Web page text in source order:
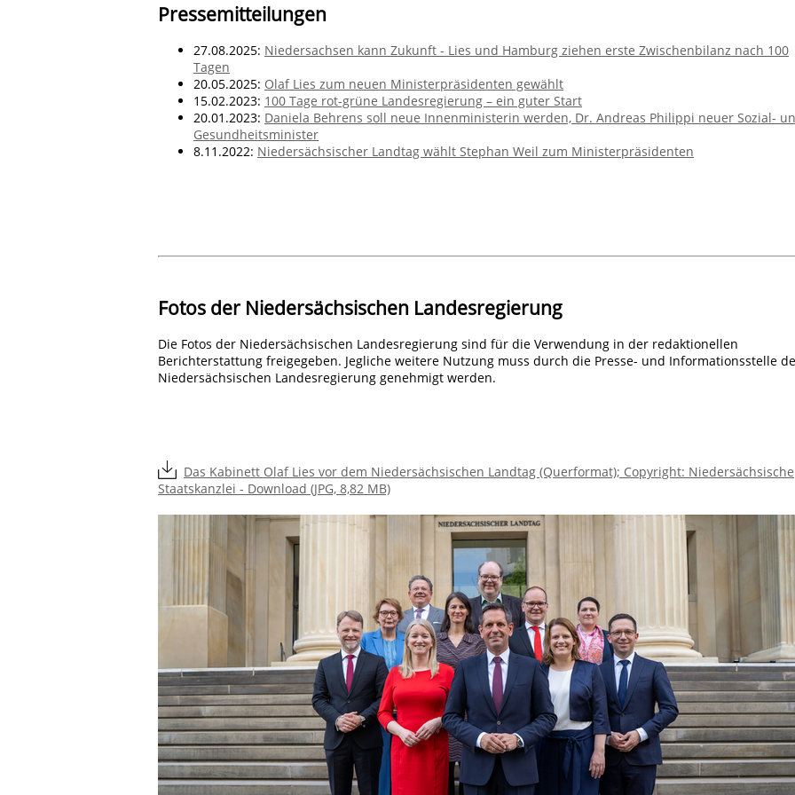
Pressemitteilungen
27.08.2025: Niedersachsen kann Zukunft - Lies und Hamburg ziehen erste Zwischenbilanz nach 100
Tagen
20.05.2025: Olaf Lies zum neuen Ministerpräsidenten gewählt
15.02.2023: 100 Tage rot-grüne Landesregierung – ein guter Start
20.01.2023: Daniela Behrens soll neue Innenministerin werden, Dr. Andreas Philippi neuer Sozial-
Gesundheitsminister
8.11.2022: Niedersächsischer Landtag wählt Stephan Weil zum Ministerpräsidenten
Fotos der Niedersächsischen Landesregierung
Die Fotos der Niedersächsischen Landesregierung sind für die Verwendung in der redaktionellen
Berichterstattung freigegeben. Jegliche weitere Nutzung muss durch die Presse- und Informationsstelle
Niedersächsischen Landesregierung genehmigt werden.
Das Kabinett Olaf Lies vor dem Niedersächsischen Landtag (Querformat); Copyright: Niedersächsische
Staatskanzlei - Download (JPG, 8,82 MB)